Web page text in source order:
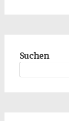
Suchen